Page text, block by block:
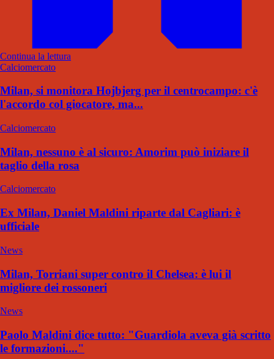
Continua la lettura
Calciomercato
Milan, si monitora Hojbjerg per il centrocampo: c'è
l'accordo col giocatore, ma...
Calciomercato
Milan, nessuno è al sicuro: Amorim può iniziare il
taglio della rosa
Calciomercato
Ex Milan, Daniel Maldini riparte dal Cagliari: è
ufficiale
News
Milan, Torriani super contro il Chelsea: è lui il
migliore dei rossoneri
News
Paolo Maldini dice tutto: "Guardiola aveva già scritto
le formazioni...."